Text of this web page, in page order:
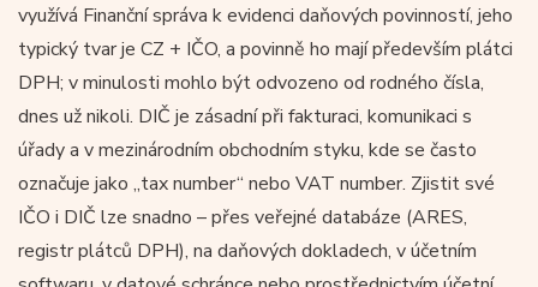
využívá Finanční správa k evidenci daňových povinností, jeho
typický tvar je CZ + IČO, a povinně ho mají především plátci
DPH; v minulosti mohlo být odvozeno od rodného čísla,
dnes už nikoli. DIČ je zásadní při fakturaci, komunikaci s
úřady a v mezinárodním obchodním styku, kde se často
označuje jako „tax number“ nebo VAT number. Zjistit své
IČO i DIČ lze snadno – přes veřejné databáze (ARES,
registr plátců DPH), na daňových dokladech, v účetním